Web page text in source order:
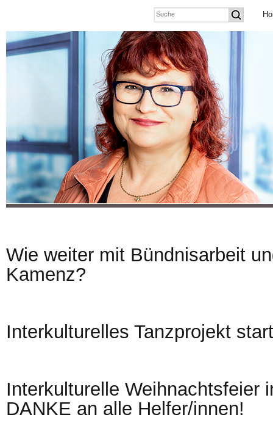
Wie weiter mit Bündnisarbeit
Kamenz?
Interkulturelles Tanzprojekt
Interkulturelle Weihnachtsfeier
DANKE an alle Helfer/innen!